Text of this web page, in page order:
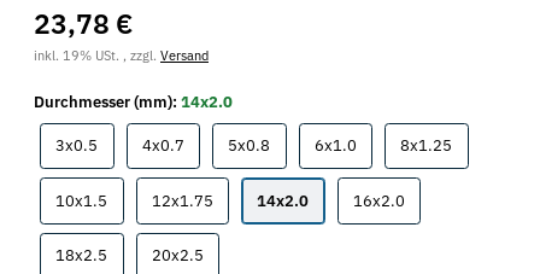
23,78 €
inkl. 19% USt. , zzgl. Versand
Durchmesser (mm): 14x2.0
3x0.5 4x0.74x0.7 5x0.8 6x1.06x1.0 8x1.25
10x1.5 10x1.512x1.7512x1.7514x2.014x2.016x2.016x2.0
18x2.5 18x2.520x2.520x2.5